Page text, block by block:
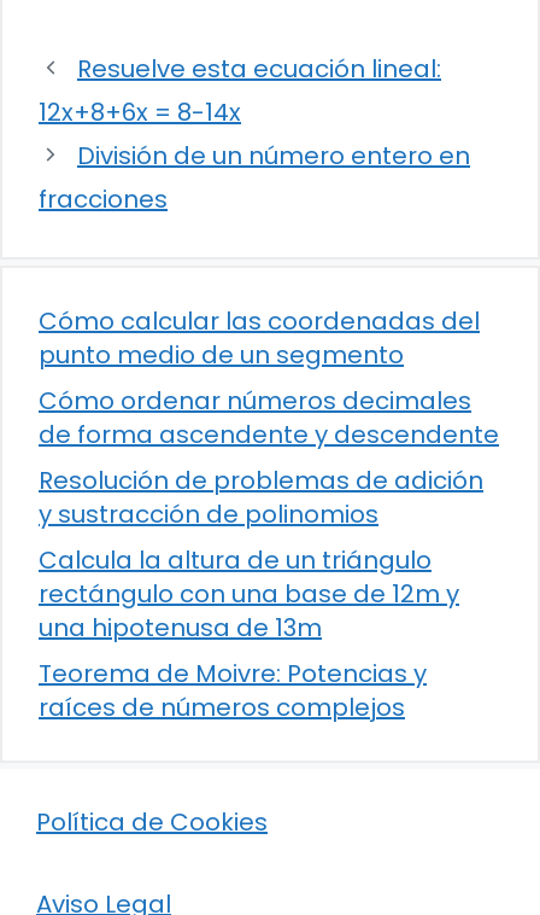
Resuelve esta ecuación lineal:
12x+8+6x = 8-14x
División de un número entero en
fracciones
Cómo calcular las coordenadas del
punto medio de un segmento
Cómo ordenar números decimales
de forma ascendente y descendente
Resolución de problemas de adición
y sustracción de polinomios
Calcula la altura de un triángulo
rectángulo con una base de 12m y
una hipotenusa de 13m
Teorema de Moivre: Potencias y
raíces de números complejos
Política de Cookies
Aviso Legal